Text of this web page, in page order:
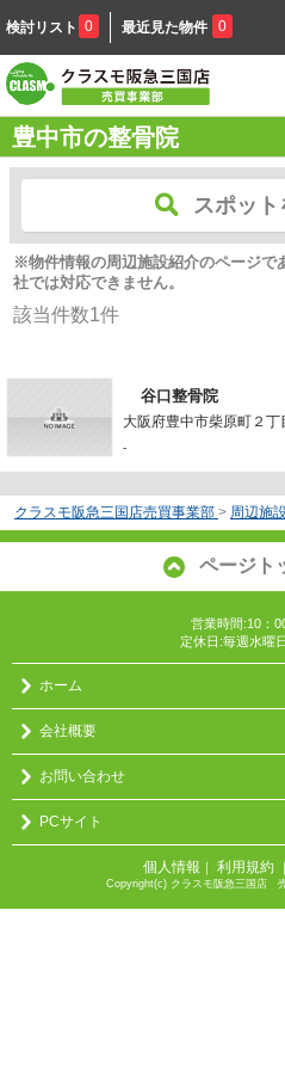
検討リスト 0 最近見た物件 0
豊中市の整骨院
スポッ
※物件情報の周辺施設紹介のページで
社では対応できません。
該当件数1件
谷口整骨院
大阪府豊中市柴原町２丁
-
クラスモ阪急三国店売買事業部 > 周辺施
ページト
営業時間:10：
定休日:毎週水曜
ホーム
会社概要
お問い合わせ
PCサイト
個人情報 ｜ 利用規約 ｜
Copyright(c) クラスモ阪急三国店